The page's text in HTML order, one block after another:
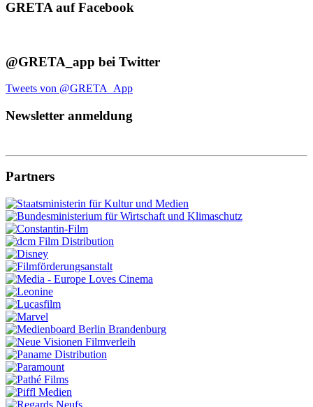
GRETA auf Facebook
@GRETA_app bei Twitter
Tweets von @GRETA_App
Newsletter anmeldung
Partners